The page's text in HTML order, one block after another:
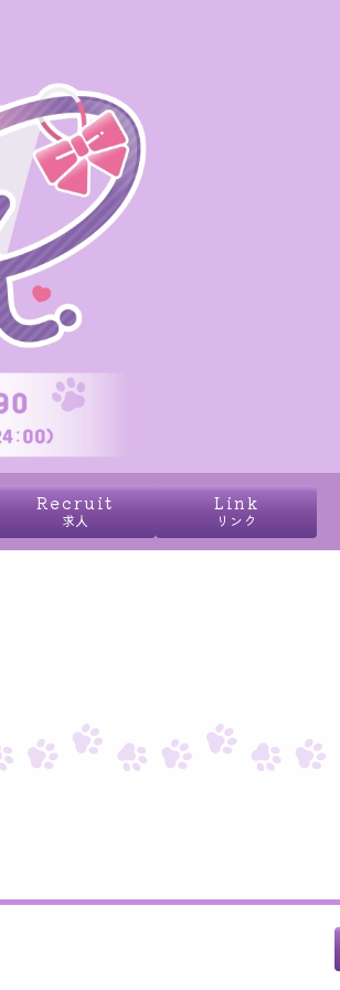
Recruit
求人
Link
リンク